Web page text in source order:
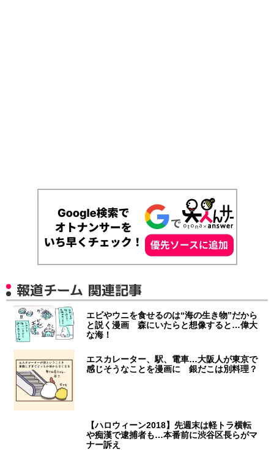
報道チーム 関連記事
エビやウニを食せるのは“海の生き物”だから
と説く漫画 森にいたらと想像すると…偉大
な海！
エスカレーター、駅、電車…大阪人が東京で
感じそうなことを漫画に 銀だこは別料理？
【ハロウィーン2018】先週末は軽トラ横転
や痴漢で逮捕者も…本番前に渋谷区長らがマ
ナー訴え